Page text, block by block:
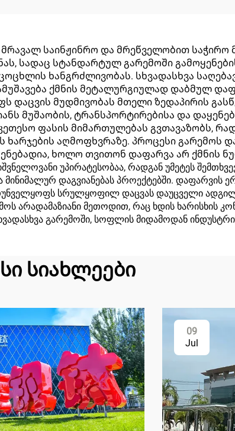
საინჟინრო და მრეწველობით საჭირო
სადაც სტანდარტულ გარემოში
ხანგრძლივობას. სხვადასხვა
ქმნის მეტალურგიულად დაბმულ
დაცვის მუდმივობას მთელი ზედაპირის
მუშაობის, ტრანსპორტირებისა და
ფასის მიმართულებას გვთავაზობს,
აღმოფხვრაზე. პროცესი გარემოს
ხოლო თვითონ დაფარვა არ ქმნის
უპირატესობაა, რადგან უმეტეს
დაგვიანებას პროექტებში. დაფარვის
სრულყოფილ დაცვას დაუცველი
არადამაზიანი მეთოდით, რაც ხდის ხარისხის
გარემოში, სოფლის მიდამოდან
სიახლეები
09
Jul